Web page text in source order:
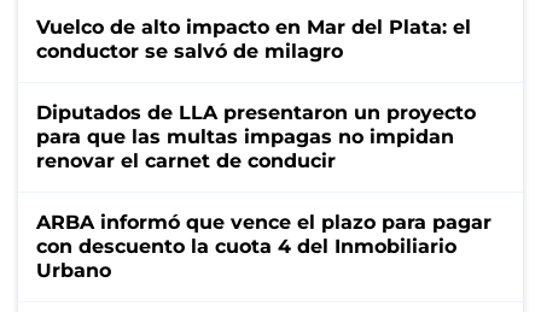
Vuelco de alto impacto en Mar del Plata: el
conductor se salvó de milagro
Diputados de LLA presentaron un proyecto
para que las multas impagas no impidan
renovar el carnet de conducir
ARBA informó que vence el plazo para pagar
con descuento la cuota 4 del Inmobiliario
Urbano